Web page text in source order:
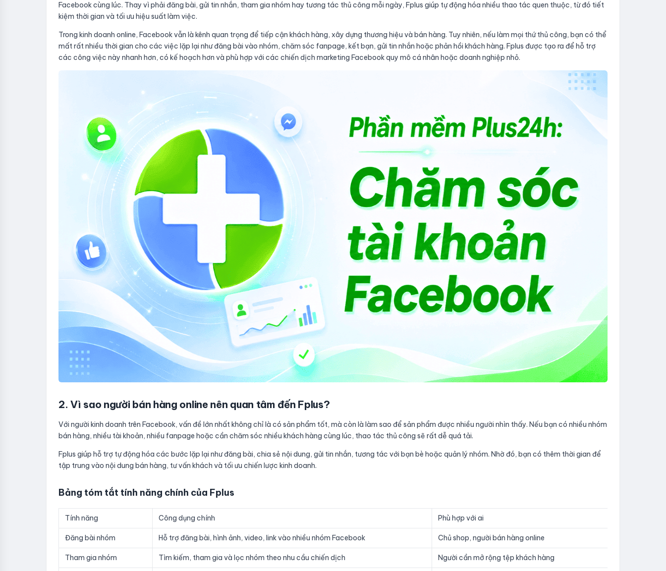
Facebook cùng lúc. Thay vì phải đăng bài, gửi tin nhắn, tham gia nhóm hay tương tác thủ công mỗi ngày, Fplus giúp tự động hóa nhiều thao tác quen thuộc, từ đó tiết
kiệm thời gian và tối ưu hiệu suất làm việc.
Trong kinh doanh online, Facebook vẫn là kênh quan trọng để tiếp cận khách hàng, xây dựng thương hiệu và bán hàng. Tuy nhiên, nếu làm mọi thứ thủ công, bạn có thể
mất rất nhiều thời gian cho các việc lặp lại như đăng bài vào nhóm, chăm sóc fanpage, kết bạn, gửi tin nhắn hoặc phản hồi khách hàng. Fplus được tạo ra để hỗ trợ
các công việc này nhanh hơn, có kế hoạch hơn và phù hợp với các chiến dịch marketing Facebook quy mô cá nhân hoặc doanh nghiệp nhỏ.
2. Vì sao người bán hàng online nên quan tâm đến Fplus?
Với người kinh doanh trên Facebook, vấn đề lớn nhất không chỉ là có sản phẩm tốt, mà còn là làm sao để sản phẩm được nhiều người nhìn thấy. Nếu bạn có nhiều nhóm
bán hàng, nhiều tài khoản, nhiều fanpage hoặc cần chăm sóc nhiều khách hàng cùng lúc, thao tác thủ công sẽ rất dễ quá tải.
Fplus giúp hỗ trợ tự động hóa các bước lặp lại như đăng bài, chia sẻ nội dung, gửi tin nhắn, tương tác với bạn bè hoặc quản lý nhóm. Nhờ đó, bạn có thêm thời gian để
tập trung vào nội dung bán hàng, tư vấn khách và tối ưu chiến lược kinh doanh.
Bảng tóm tắt tính năng chính của Fplus
Tính năng Công dụng chính Phù hợp với ai
Đăng bài nhóm Hỗ trợ đăng bài, hình ảnh, video, link vào nhiều nhóm Facebook Chủ shop, người bán hàng online
Tham gia nhóm Tìm kiếm, tham gia và lọc nhóm theo nhu cầu chiến dịch Người cần mở rộng tệp khách hàng